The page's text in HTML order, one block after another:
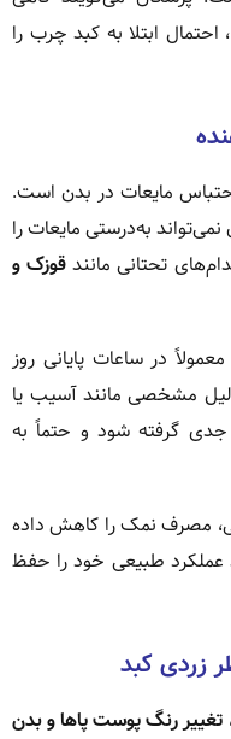
ابتلا به کبد چرب را
مایعات در بدن است.
به‌درستی مایعات را
تحتانی مانند قوزک و
در ساعات پایانی روز
مشخصی مانند آسیب یا
جدی گرفته شود و حتماً به
مصرف نمک را کاهش داده
عملکرد طبیعی خود را حفظ
زردی کبد
تغییر رنگ پوست پاها و بدن